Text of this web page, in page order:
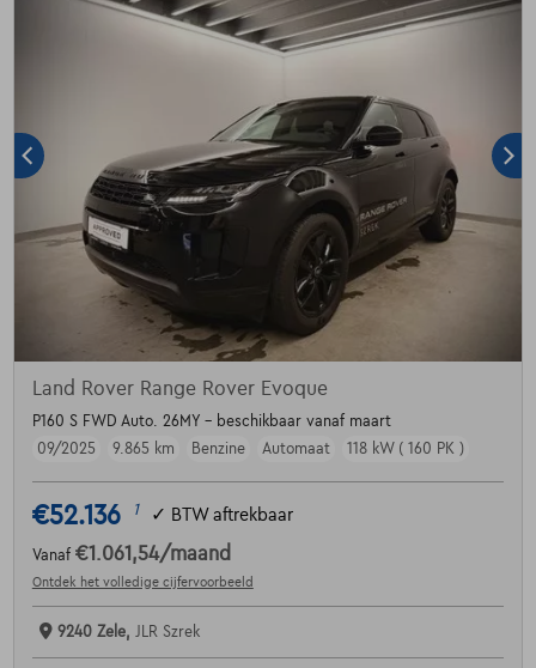
Land Rover Range Rover Evoque
P160 S FWD Auto. 26MY - beschikbaar vanaf maart
09/2025
9.865 km Benzine Automaat 118 kW ( 160 PK )
€52.136 1 ✓ BTW aftrekbaar
Vanaf €1.061,54/maand
Ontdek het volledige cijfervoorbeeld
9240 Zele, JLR Szrek